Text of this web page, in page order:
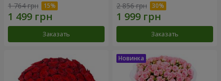
1 764 грн
Заказать
2 856 грн
Заказать